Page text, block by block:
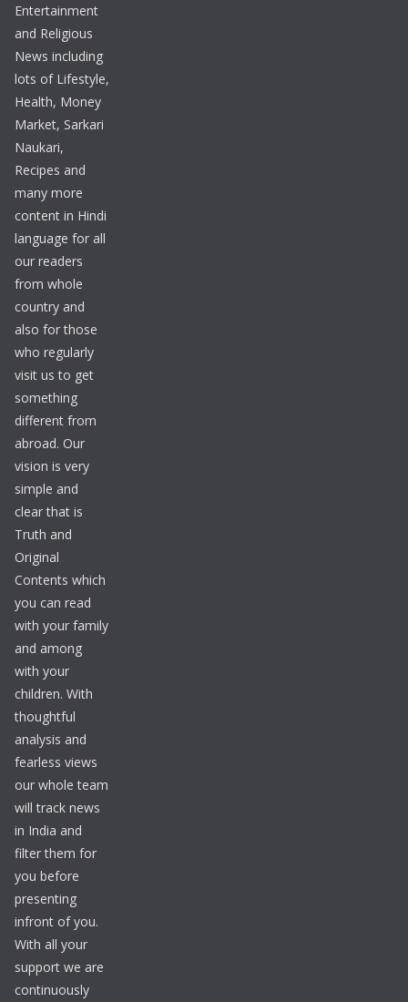
Entertainment
and Religious
News including
lots of Lifestyle,
Health, Money
Market, Sarkari
Naukari,
Recipes and
many more
content in Hindi
language for all
our readers
from whole
country and
also for those
who regularly
visit us to get
something
different from
abroad. Our
vision is very
simple and
clear that is
Truth and
Original
Contents which
you can read
with your family
and among
with your
children. With
thoughtful
analysis and
fearless views
our whole team
will track news
in India and
filter them for
you before
presenting
infront of you.
With all your
support we are
continuously